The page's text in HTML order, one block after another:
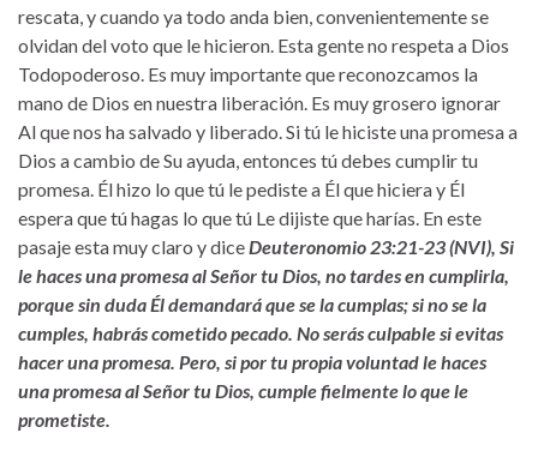
rescata, y cuando ya todo anda bien, convenientemente se
olvidan del voto que le hicieron. Esta gente no respeta a Dios
Todopoderoso. Es muy importante que reconozcamos la
mano de Dios en nuestra liberación. Es muy grosero ignorar
Al que nos ha salvado y liberado. Si tú le hiciste una promesa a
Dios a cambio de Su ayuda, entonces tú debes cumplir tu
promesa. Él hizo lo que tú le pediste a Él que hiciera y Él
espera que tú hagas lo que tú Le dijiste que harías. En este
pasaje esta muy claro y dice Deuteronomio 23:21-23 (NVI), Si
le haces una promesa al Señor tu Dios, no tardes en cumplirla,
porque sin duda Él demandará que se la cumplas; si no se la
cumples, habrás cometido pecado. No serás culpable si evitas
hacer una promesa. Pero, si por tu propia voluntad le haces
una promesa al Señor tu Dios, cumple fielmente lo que le
prometiste.